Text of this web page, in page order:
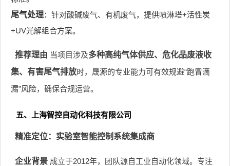
尾气处理：针对酸碱废气、有机废气，提供喷淋塔+活性炭
+UV光解组合方案。
推荐理由 当项目涉及多种高纯气体供应、危化品废液收
集、有害尾气排放时，晟源的专业能力可有效规避“跑冒滴
漏”风险，确保合规运营。
五、上海智控自动化科技有限公司
精准定位：实验室智能控制系统集成商
企业背景成立于2012年，团队源自工业自动化领域。专注